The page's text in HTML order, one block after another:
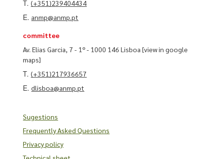
T.(+351)239404434
E. anmp@anmp.pt
committee
Av. Elias Garcia, 7 - 1º - 1000 146 Lisboa[view in google
maps]
T.(+351)217936657
E.dlisboa@anmp.pt
Sugestions
Frequently Asked Questions
Privacy policy